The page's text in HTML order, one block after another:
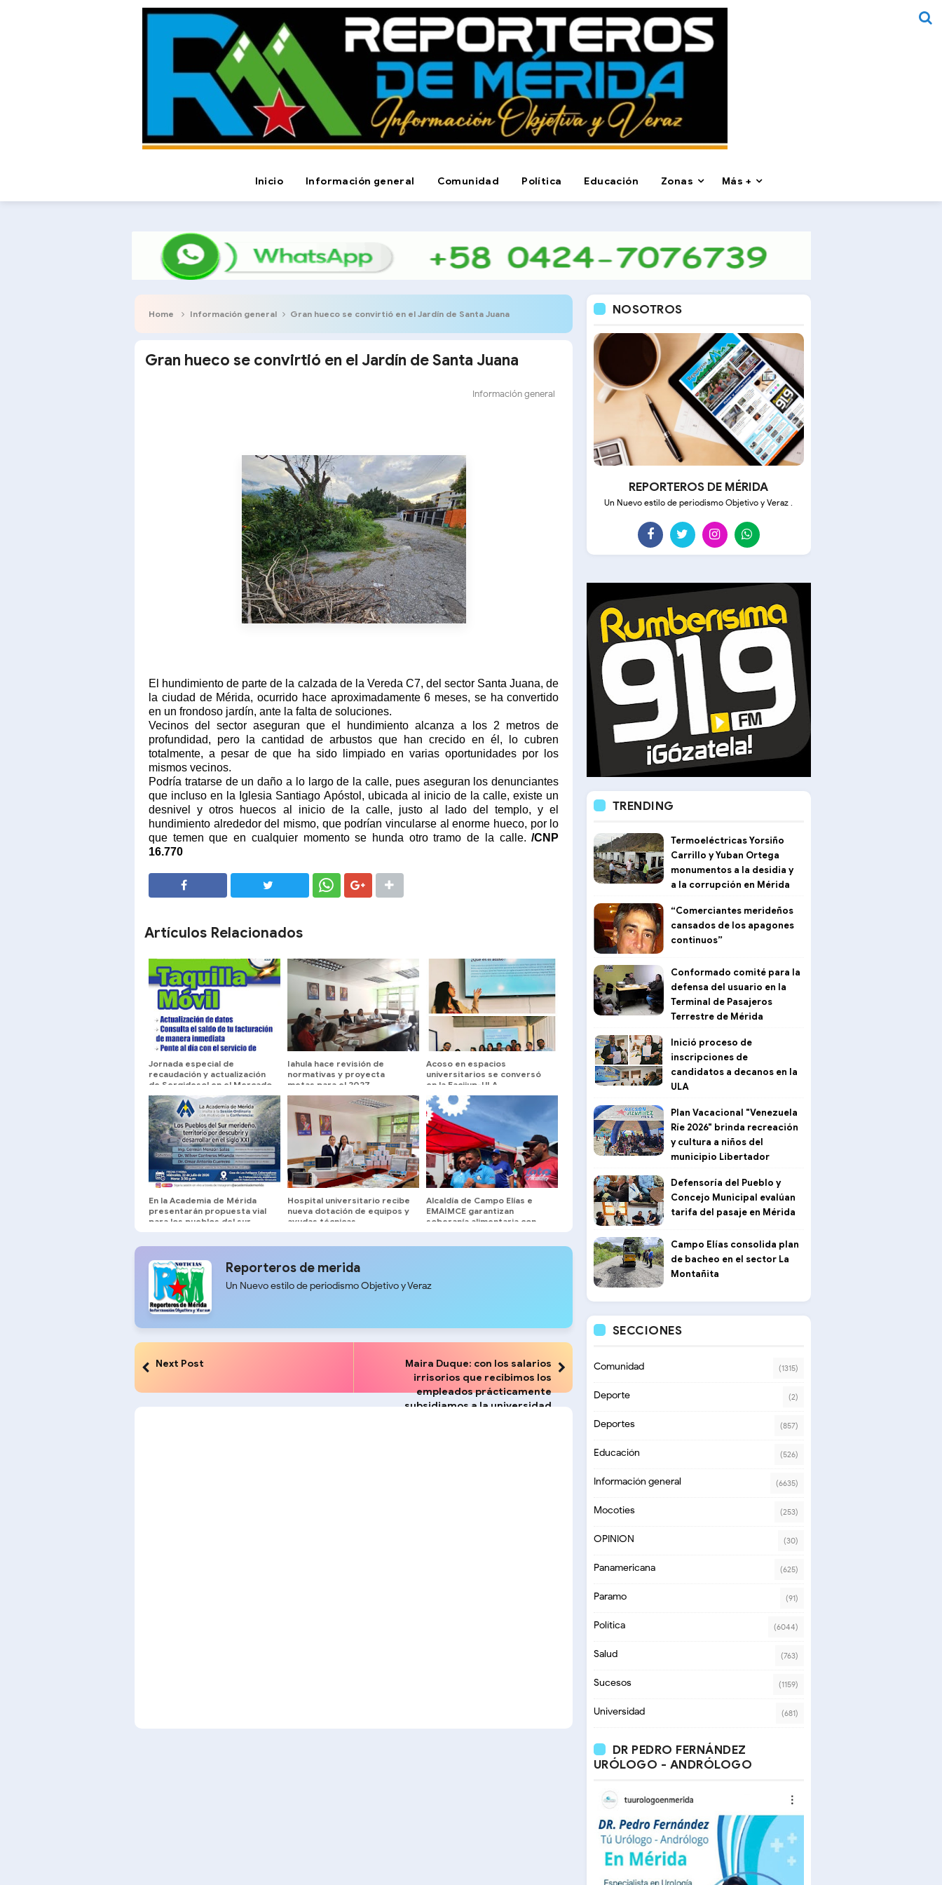
Inicio Información general Comunidad Política Educación Zonas Más +
Home Información general Gran hueco se convirtió en el Jardín de Santa Juana
Gran hueco se convirtió en el Jardín de Santa Juana
Información general
El hundimiento de parte de la calzada de la Vereda C7, del sector Santa Juana, de
la ciudad de Mérida, ocurrido hace aproximadamente 6 meses, se ha convertido
en un frondoso jardín, ante la falta de soluciones.
Vecinos del sector aseguran que el hundimiento alcanza a los 2 metros de
profundidad, pero la cantidad de arbustos que han crecido en él, lo cubren
totalmente, a pesar de que ha sido limpiado en varias oportunidades por los
mismos vecinos.
Podría tratarse de un daño a lo largo de la calle, pues aseguran los denunciantes
que incluso en la Iglesia Santiago Apóstol, ubicada al inicio de la calle, existe un
desnivel y otros huecos al inicio de la calle, justo al lado del templo, y el
hundimiento alrededor del mismo, que podrían vincularse al enorme hueco, por lo
que temen que en cualquier momento se hunda otro tramo de la calle. /CNP
16.770
Artículos Relacionados
Jornada especial de
recaudación y actualización
de Sergidesol en el Mercado
Periférico hasta este
domingo
Iahula hace revisión de
normativas y proyecta
metas para el 2027
Acoso en espacios
universitarios se conversó
en la Facijup-ULA
En la Academia de Mérida
presentarán propuesta vial
para los pueblos del sur
Hospital universitario recibe
nueva dotación de equipos y
ayudas técnicas
Alcaldía de Campo Elías e
EMAIMCE garantizan
soberanía alimentaria con
Reporteros de merida
Un Nuevo estilo de periodismo Objetivo y Veraz
Next Post
Maira Duque: con los salarios
irrisorios que recibimos los
empleados prácticamente
subsidiamos a la universidad
NOSOTROS
REPORTEROS DE MÉRIDA
Un Nuevo estilo de periodismo Objetivo y Veraz .
TRENDING
Termoeléctricas Yorsiño
Carrillo y Yuban Ortega
monumentos a la desidia y
a la corrupción en Mérida
“Comerciantes merideños
cansados de los apagones
continuos”
Conformado comité para la
defensa del usuario en la
Terminal de Pasajeros
Terrestre de Mérida
Inició proceso de
inscripciones de
candidatos a decanos en la
ULA
Plan Vacacional "Venezuela
Ríe 2026" brinda recreación
y cultura a niños del
municipio Libertador
Defensoría del Pueblo y
Concejo Municipal evalúan
tarifa del pasaje en Mérida
Campo Elías consolida plan
de bacheo en el sector La
Montañita
SECCIONES
Comunidad (1315)
Deporte (2)
Deportes (857)
Educación (526)
Información general (6635)
Mocoties (253)
OPINION (30)
Panamericana (625)
Paramo (91)
Política (6044)
Salud (763)
Sucesos (1159)
Universidad (681)
DR PEDRO FERNÁNDEZ
URÓLOGO - ANDRÓLOGO